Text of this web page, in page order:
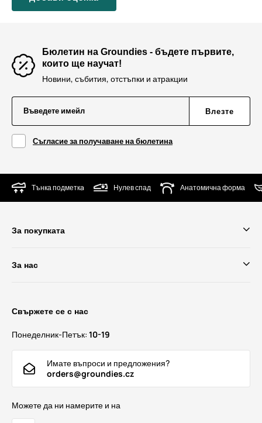
Бюлетин на Groundies - бъдете първите,
които ще научат!
Новини, събития, отстъпки и атракции
Въведете имейл Влезте
Съгласие за получаване на бюлетина
Тънка подметкa Нулев спад Анатомична форма
За покупката
За нас
Свържете се с нас
Понеделник-Петък: 10-19
Имате въпроси и предложения?
orders@groundies.cz
Можете да ни намерите и на